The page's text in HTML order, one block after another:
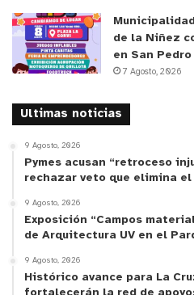
Por su parte el
Muñozseñaló “estamos
este proyecto, con el
Gobierno seguimos
Felipe”.
El sistema solar
10kWp consideró una
millones de pesos y
de 2 millones de
electricidad del
de la Niñez
en San Pedro
7 Agosto, 2026
Ultimas noticias
9 Agosto, 2026
Pymes acusan “retroceso
rechazar veto que elimina
9 Agosto, 2026
Exposición “Campos
de Arquitectura UV en el
9 Agosto, 2026
Histórico avance para La